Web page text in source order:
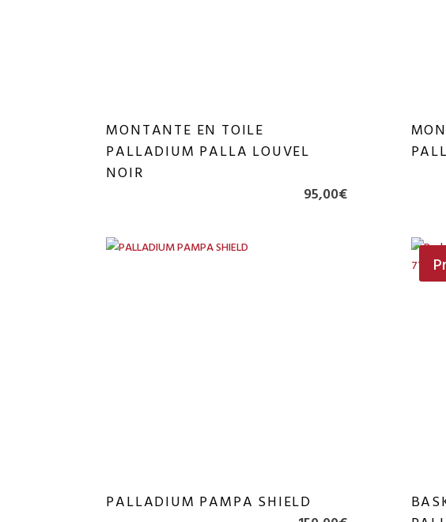
MONTANTE EN TOILE
PALLADIUM PALLA LOUVEL
NOIR
95,00€
PALLADIUM PAMPA SHIELD